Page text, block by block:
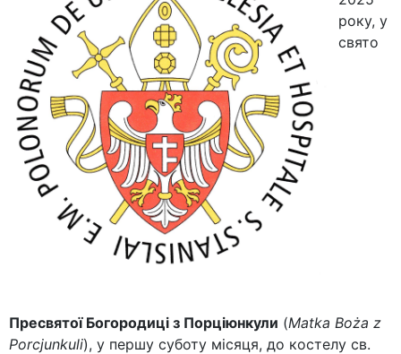
року, у
свято
Пресвятої Богородиці з Порціюнкули (Matka Boża z
Porcjunkuli), у першу суботу місяця, до костелу св.